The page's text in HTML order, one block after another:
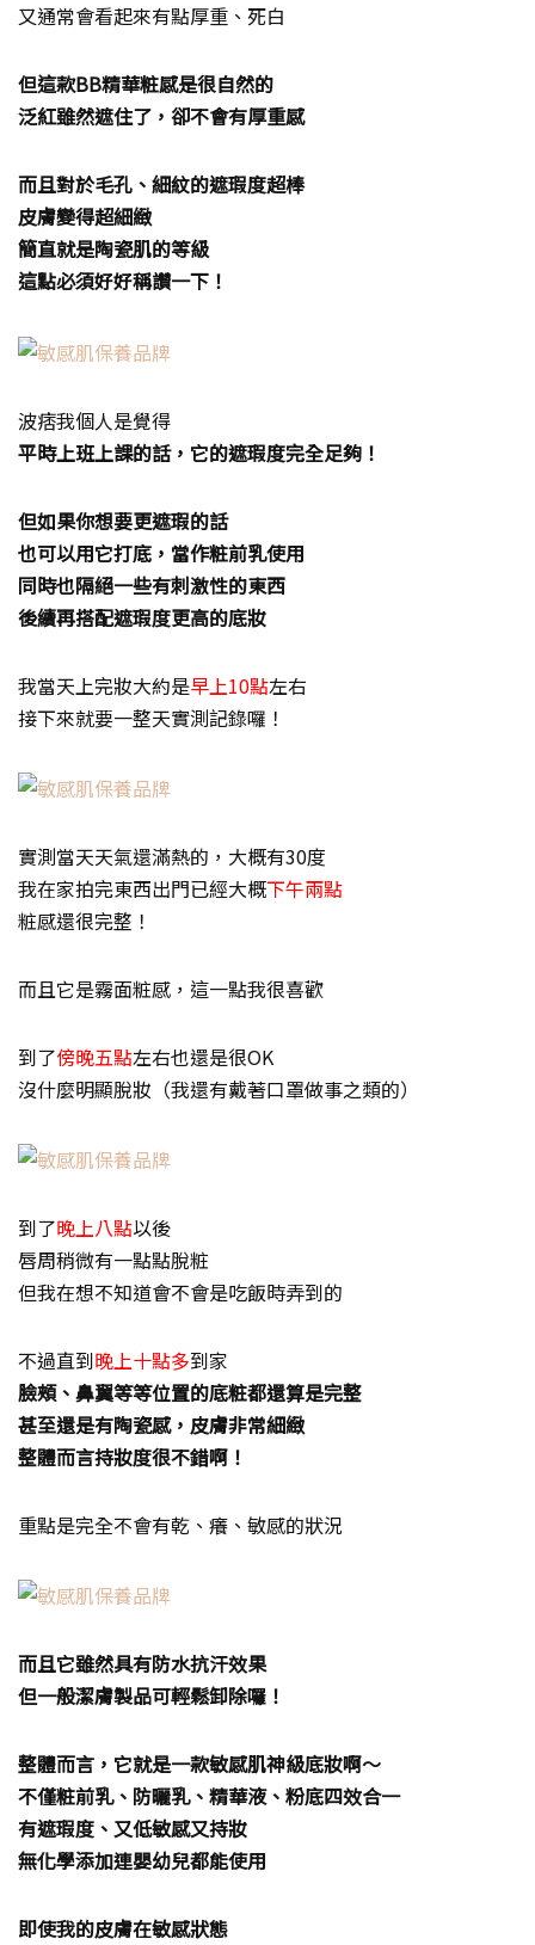
又通常會看起來有點厚重、死白
但這款BB精華粧感是很自然的
泛紅雖然遮住了，卻不會有厚重感
而且對於毛孔、細紋的遮瑕度超棒
皮膚變得超細緻
簡直就是陶瓷肌的等級
這點必須好好稱讚一下！
波痞我個人是覺得
平時上班上課的話，它的遮瑕度完全足夠！
但如果你想要更遮瑕的話
也可以用它打底，當作粧前乳使用
同時也隔絕一些有刺激性的東西
後續再搭配遮瑕度更高的底妝
我當天上完妝大約是早上10點左右
接下來就要一整天實測記錄囉！
實測當天天氣還滿熱的，大概有30度
我在家拍完東西出門已經大概下午兩點
粧感還很完整！
而且它是霧面粧感，這一點我很喜歡
到了傍晚五點左右也還是很OK
沒什麼明顯脫妝（我還有戴著口罩做事之類的）
到了晚上八點以後
唇周稍微有一點點脫粧
但我在想不知道會不會是吃飯時弄到的
不過直到晚上十點多到家
臉頰、鼻翼等等位置的底粧都還算是完整
甚至還是有陶瓷感，皮膚非常細緻
整體而言持妝度很不錯啊！
重點是完全不會有乾、癢、敏感的狀況
而且它雖然具有防水抗汗效果
但一般潔膚製品可輕鬆卸除囉！
整體而言，它就是一款敏感肌神級底妝啊～
不僅粧前乳、防曬乳、精華液、粉底四效合一
有遮瑕度、又低敏感又持妝
無化學添加連嬰幼兒都能使用
即使我的皮膚在敏感狀態